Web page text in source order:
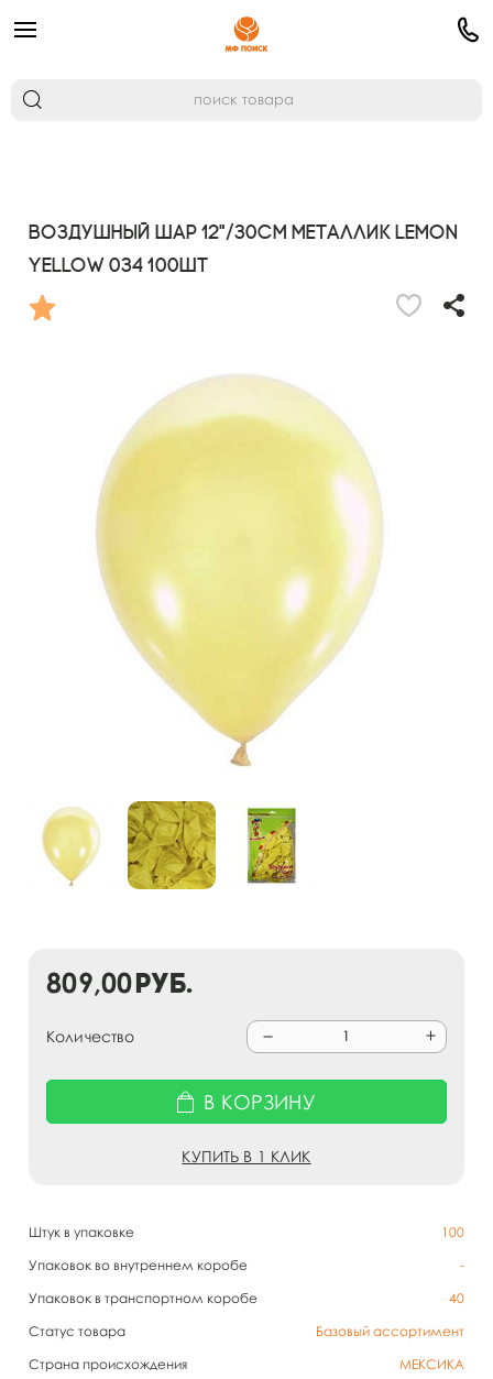
Воздушный шар 12"/30см Металлик LEMON
YELLOW 034 100шт
Штук в упаковке
100
Упаковок во внутреннем коробе
-
Упаковок в транспортном коробе
40
Статус товара
Базовый ассортимент
Страна происхождения
МЕКСИКА
809,00руб.
Количество
В КОРЗИНУ
КУПИТЬ В 1 КЛИК